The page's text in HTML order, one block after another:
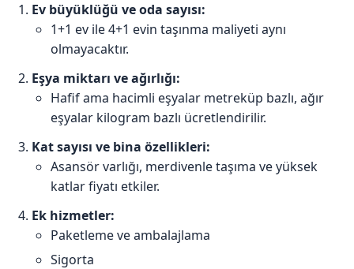
Ev büyüklüğü ve oda sayısı:
1+1 ev ile 4+1 evin taşınma maliyeti aynı
olmayacaktır.
Eşya miktarı ve ağırlığı:
Hafif ama hacimli eşyalar metreküp bazlı, ağır
eşyalar kilogram bazlı ücretlendirilir.
Kat sayısı ve bina özellikleri:
Asansör varlığı, merdivenle taşıma ve yüksek
katlar fiyatı etkiler.
Ek hizmetler:
Paketleme ve ambalajlama
Sigorta